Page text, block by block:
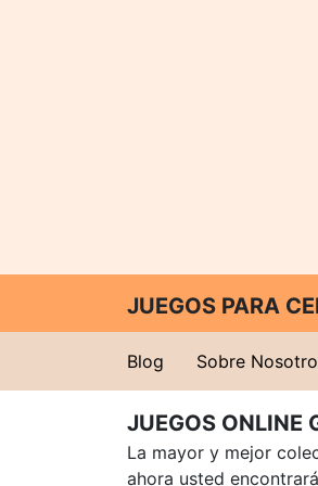
JUEGOS PARA
Blog Sobre
JUEGOS ONLINE
La mayor y mejor
ahora usted